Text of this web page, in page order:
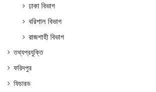
ঢাকা বিভাগ
বরিশাল বিভাগ
রাজশাহী বিভাগ
তথ্যপ্রযুক্তি
ফরিদপুর
ফিচারড